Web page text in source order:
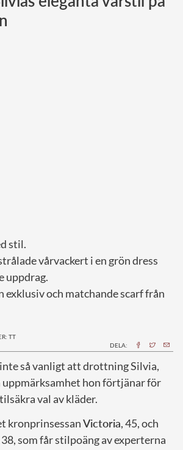
stil.
vårvackert i en grön dress
uppdrag.
exklusiv och matchande scarf från
TT
DELA:
så vanligt att drottning Silvia,
uppmärksamhet hon förtjänar för
val av kläder.
kronprinsessanVictoria, 45, och
38, som får stilpoäng av experterna